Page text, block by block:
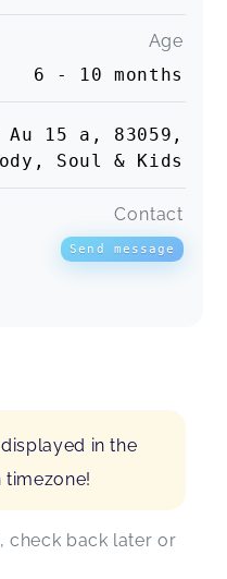
Age
6 - 10 months
15 a, 83059,
Soul & Kids
Contact
Send message
in the
check back later or